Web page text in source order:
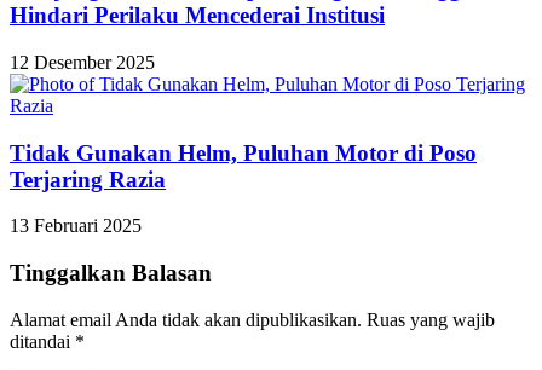
Hindari Perilaku Mencederai Institusi
12 Desember 2025
Tidak Gunakan Helm, Puluhan Motor di Poso
Terjaring Razia
13 Februari 2025
Tinggalkan Balasan
Alamat email Anda tidak akan dipublikasikan. Ruas yang wajib
ditandai *